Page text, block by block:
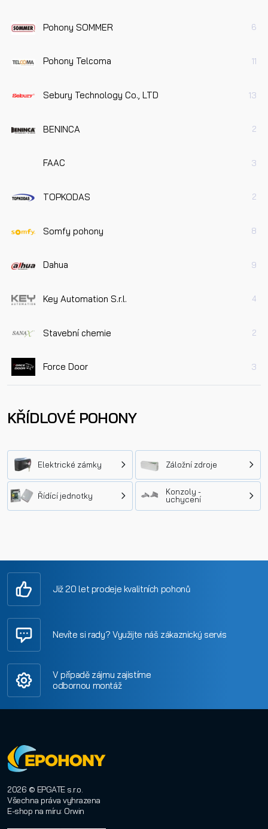
Pohony SOMMER 6
Pohony Telcoma 11
Sebury Technology Co., LTD 13
BENINCA 2
FAAC 3
TOPKODAS 2
Somfy pohony 8
Dahua 9
Key Automation S.r.l. 4
Stavební chemie 2
Force Door 3
KŘÍDLOVÉ POHONY
Elektrické zámky Záložní zdroje
Řídící jednotky
Konzoly -
uchycení
Již 20 let prodeje kvalitních pohonů
Nevíte si rady? Využijte náš zákaznický servis
V případě zájmu zajistíme
odbornou montáž
2026 © EPGATE s.r.o.
Všechna práva vyhrazena
E-shop na míru: Orwin